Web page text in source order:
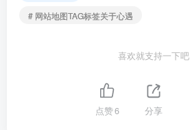
# 网站地图TAG标签关于心遇
喜欢就支持一下吧
点赞6 分享